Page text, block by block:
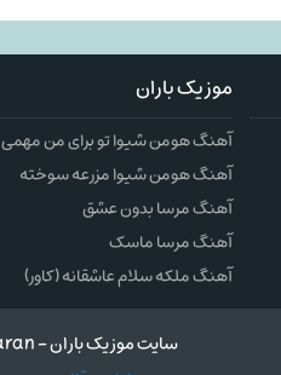
موزیک باران
آهنگ هومن شیوا تو برای من مهمی
آهنگ هومن شیوا مزرعه سوخته
آهنگ مرسا بدون عشق
آهنگ مرسا ماسک
آهنگ ملکه سلام عاشقانه (کاور)
سایت موزیک باران - Mymusicbaran